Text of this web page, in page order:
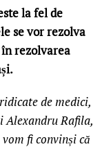
la fel de
se vor rezolva
rezolvarea
de medici,
Rafila,
fi convinși că